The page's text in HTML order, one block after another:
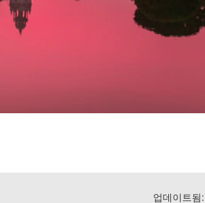
업데이트됨: